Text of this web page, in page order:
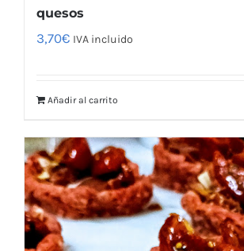
quesos
3,70€ IVA incluido
Añadir al carrito